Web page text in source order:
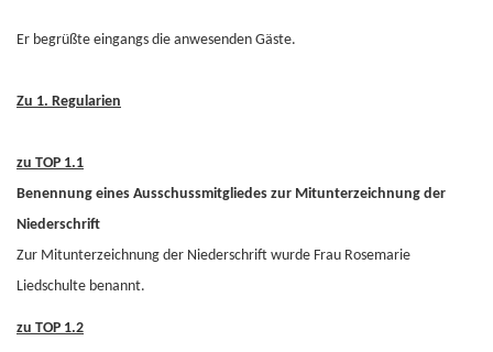
Er begrüßte eingangs die anwesenden Gäste.
Zu 1. Regularien
zu TOP 1.1
Benennung eines Ausschussmitgliedes zur Mitunterzeichnung der
Niederschrift
Zur Mitunterzeichnung der Niederschrift wurde Frau Rosemarie
Liedschulte benannt.
zu TOP 1.2